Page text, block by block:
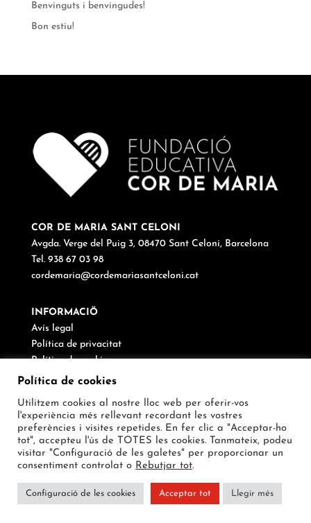
Benvinguts i benvingudes!
Bon estiu!
COR DE MARIA SANT CELONI
Avgda. Verge del Puig 3, 08470 Sant Celoni, Barcelona
Tel. 938 67 03 98
cordemaria@cordemariasantceloni.cat
INFORMACIÖ
Avís legal
Política de privacitat
Política de cookies
Canal de denúncies
SEGUEIX-NOS
Política de cookies
Utilitzem cookies al nostre lloc web per oferir-vos
l'experiència més rellevant recordant les vostres
preferències i visites repetides. En fer clic a "Acceptar-ho
tot", accepteu l'ús de TOTES les cookies. Tanmateix, podeu
visitar "Configuració de les galetes" per proporcionar un
consentiment controlat o Rebutjar tot.
Configuració de les cookies Acceptar tot Llegir més